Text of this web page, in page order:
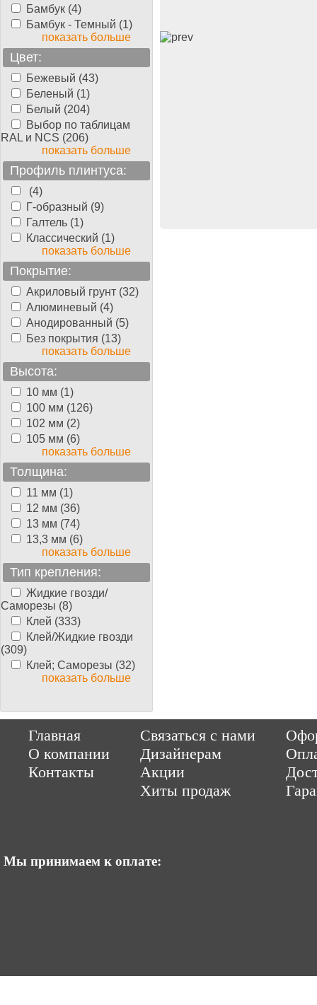
Бамбук (4)
Бамбук - Темный (1)
показать больше
Цвет:
Бежевый (43)
Беленый (1)
Белый (204)
Выбор по таблицам
RAL и NCS (206)
показать больше
Профиль плинтуса:
(4)
Г-образный (9)
Галтель (1)
Классический (1)
показать больше
Покрытие:
Акриловый грунт (32)
Алюминевый (4)
Анодированный (5)
Без покрытия (13)
показать больше
Высота:
10 мм (1)
100 мм (126)
102 мм (2)
105 мм (6)
показать больше
Толщина:
11 мм (1)
12 мм (36)
13 мм (74)
13,3 мм (6)
показать больше
Тип крепления:
Жидкие гвозди/
Саморезы (8)
Клей (333)
Клей/Жидкие гвозди
(309)
Клей; Саморезы (32)
показать больше
Главная
О компании
Контакты
Связаться с нами
Дизайнерам
Акции
Хиты продаж
Мы принимаем к оплате:
ItCompany Продвижение сайтов by «ВзлЁт»